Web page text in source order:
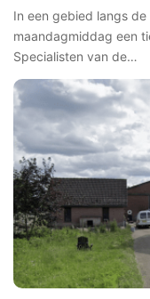
In een gebied langs
maandagmiddag een
Specialisten van de…